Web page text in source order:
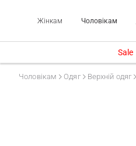
Жінкам Чоловікам
Sale
Чоловікам Одяг Верхній одяг